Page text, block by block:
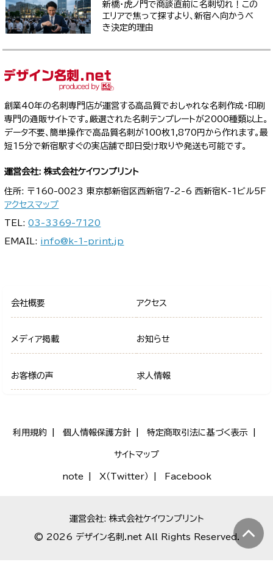
新橋・虎ノ門で商談直前に名刺切れ！この
エリアで焦って探すより、新宿へ向かうべ
き決定的理由
創業40年の名刺専門店が運営する高品質でおしゃれな名刺作成・印刷
専門の通販サイトです。厳選された名刺テンプレートが2000種類以上。
データ不要、簡単操作で高品質名刺が100枚1,870円から作れます。最
短15分で新宿駅すぐの実店舗で即日受け取りや発送も可能です。
運営会社: 株式会社ケイワンプリント
住所: 〒160-0023 東京都新宿区西新宿7-2-6 西新宿K-1ビル5F
アクセスマップ
TEL:03-3369-7120
EMAIL: info@k-1-print.jp
会社概要 アクセス
メディア掲載 お知らせ
お客様の声 求人情報
利用規約 個人情報保護方針 特定商取引法に基づく表示
サイトマップ
note X（Twitter） Facebook
運営会社: 株式会社ケイワンプリント
© 2026 デザイン名刺.net All Rights Reserved.